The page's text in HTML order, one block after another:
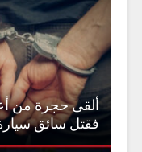
ألقى حجرة من
فقتل سائق